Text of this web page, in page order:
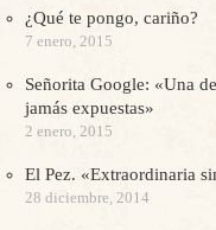
¿Qué te pongo, cariño?
7 enero, 2015
Señorita Google: «Una
jamás expuestas»
2 enero, 2015
El Pez. «Extraordinaria
28 diciembre, 2014